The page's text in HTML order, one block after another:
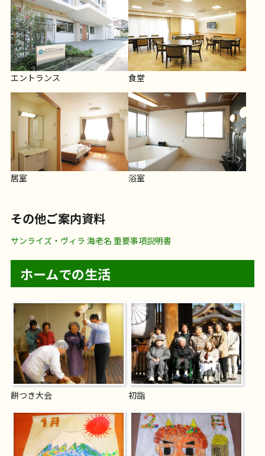
エントランス 食堂
居室 浴室
その他ご案内資料
サンライズ・ヴィラ 海老名 重要事項説明書
ホームでの生活
餅つき大会 初詣